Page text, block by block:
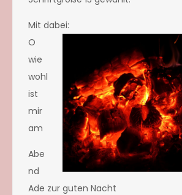
Mit dabei:
O
wie
wohl
ist
mir
am
Abe
nd
Ade zur guten Nacht